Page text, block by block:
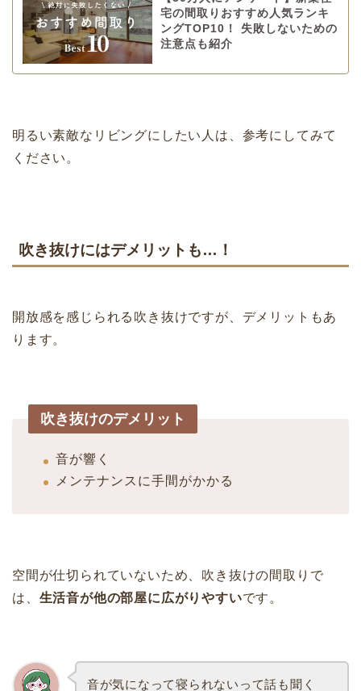
宅の間取りおすすめ人気ランキ
ングTOP10！ 失敗しないための
注意点も紹介
明るい素敵なリビングにしたい人は、参考にしてみて
ください。
吹き抜けにはデメリットも…！
開放感を感じられる吹き抜けですが、デメリットもあ
ります。
吹き抜けのデメリット
音が響く
メンテナンスに手間がかかる
空間が仕切られていないため、吹き抜けの間取りで
は、 生活音が他の部屋に広がりやすいです。
音が気になって寝られないって話も聞く